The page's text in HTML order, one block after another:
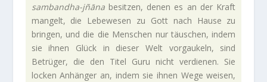
sambandha-jñānabesitzen, denen es an der Kraft
man­gelt, die Lebe­wesen zu Gott nach Hause zu
bringen, und die die Men­schen nur täu­schen, indem
sie ihnen Glück in dieser Welt vor­gau­keln, sind
Betrüger, die den Titel Guru nicht ver­dienen. Sie
locken Anhänger an, indem sie ihnen Wege weisen,